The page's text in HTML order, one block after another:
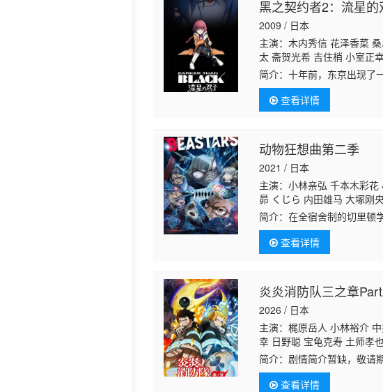
黑之契约者2：流星的
2009 / 日本
主演：木内秀信 花泽香菜
太 斋贺光希 吉住梢 小室正
圭楠大典野村胜人 林真里
简介：十年前，东京出现了
随意夺取他们的性命。却如
能力的人被叫做契约
查看详情
动物狂想曲第二季
2021 / 日本
主演：小林亲弘 千本木彩
昴 くじら 内田雄马 大塚刚
政郁人
简介：在全宿舍制的切里
最大的禁忌，也是无法超越
烈的、悲伤的青春
查看详情
炎炎消防队三之章
2026 / 日本
主演：梶原岳人 小林裕介
幸 日野聪 宝龟克寿 土师孝
沙耶香 金元寿子 宫野真守
美 小林亲弘 松冈祯丞 乃村
一 津田健次郎 樱井孝宏 石
简介：剧情简介暂缺，敬请
查看详情